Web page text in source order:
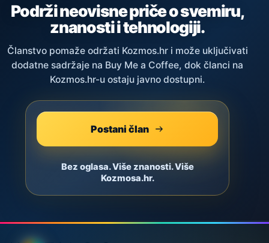
Podrži neovisne priče o svemiru,
znanosti i tehnologiji.
Članstvo pomaže održati Kozmos.hr i može uključivati
dodatne sadržaje na Buy Me a Coffee, dok članci na
Kozmos.hr-u ostaju javno dostupni.
Postani član
Bez oglasa. Više znanosti. Više
Kozmosa.hr.